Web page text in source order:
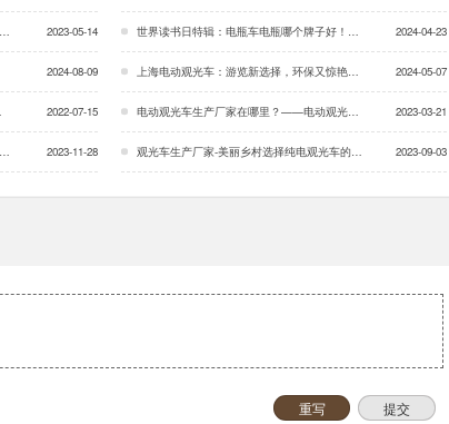
2023-05-14 世界读书日特辑：电瓶车电瓶哪个牌子好！「专菱」… 2024-04-23
2024-08-09 上海电动观光车：游览新选择，环保又惊艳！「专菱」… 2024-05-07
2022-07-15 电动观光车生产厂家在哪里？——电动观光车售后服务的重要性「专菱」… 2023-03-21
2023-11-28 观光车生产厂家-美丽乡村选择纯电观光车的原因「专菱」… 2023-09-03
重写 提交